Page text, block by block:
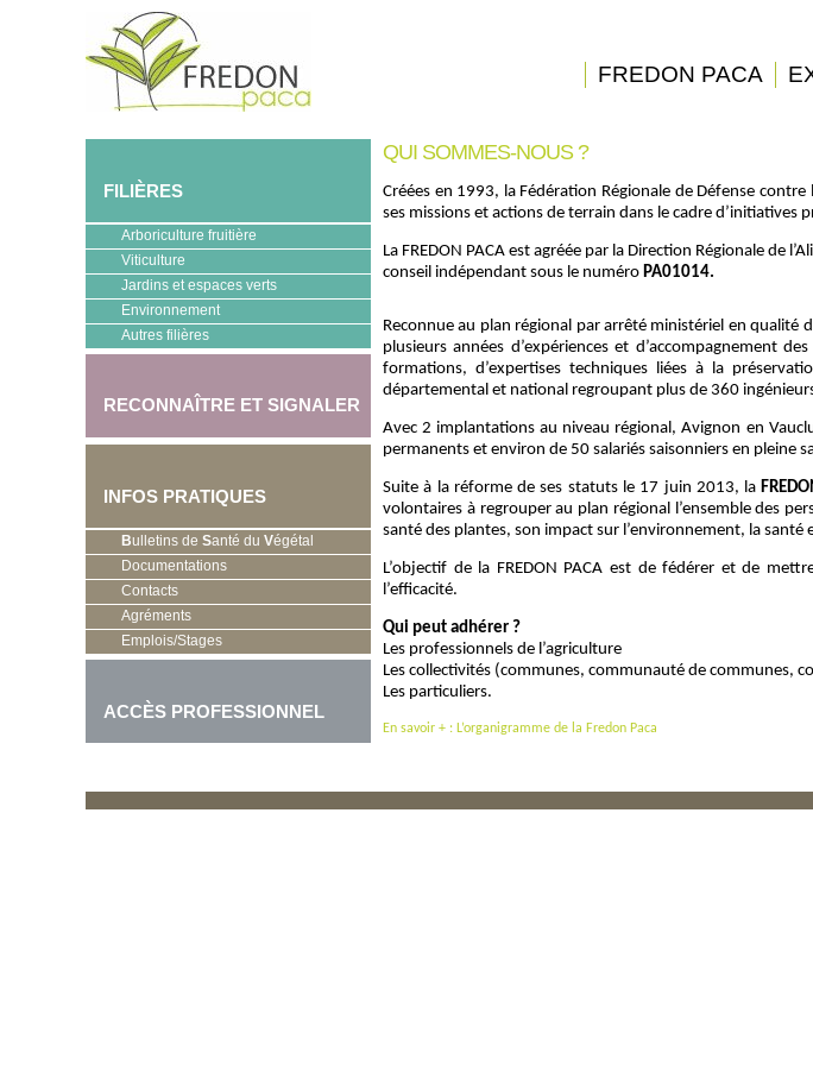
FREDON PACA
FILIÈRES
Arboriculture fruitière
Viticulture
Jardins et espaces verts
Environnement
Autres filières
RECONNAÎTRE ET SIGNALER
INFOS PRATIQUES
Bulletins de Santé du Végétal
Documentations
Contacts
Agréments
Emplois/Stages
ACCÈS PROFESSIONNEL
QUI SOMMES-NOUS ?
Créées en 1993, la Fédération Régionale de Défense
ses missions et actions de terrain dans le cadre d’initiatives
La FREDON PACA est agréée par la Direction Régionale de
conseil indépendant sous le numéro PA01014.
Reconnue au plan régional par arrêté ministériel en qualité
plusieurs années d’expériences et d’accompagnement
formations, d’expertises techniques liées à la
départemental et national regroupant plus de 360
Avec 2 implantations au niveau régional, Avignon en
permanents et environ de 50 salariés saisonniers en pleine
Suite à la réforme de ses statuts le 17 juin 2013, la
volontaires à regrouper au plan régional l’ensemble des
santé des plantes, son impact sur l’environnement, la santé
L’objectif de la FREDON PACA est de fédérer et de
l’efficacité.
Qui peut adhérer ?
Les professionnels de l’agriculture
Les collectivités (communes, communauté de communes,
Les particuliers.
En savoir + : L’organigramme de la Fredon Paca